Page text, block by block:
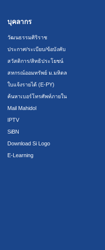
บุคลากร
วัฒนธรรมศิริราช
ประกาศ/ระเบียบ/ข้อบังคับ
สวัสดิการ/สิทธิประโยชน์
สหกรณ์ออมทรัพย์ ม.มหิดล
ใบแจ้งรายได้ (E-PY)
ค้นหาเบอร์โทรศัพท์ภายใน
Mail Mahidol
IPTV
SiBN
Download Si Logo
E-Learning